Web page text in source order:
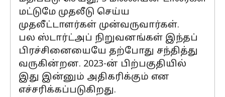
மட்டுமே முதலீடு செய்ய
முதலீட்டாளர்கள் முன்வருவார்கள்.
பல ஸ்டார்ட்அப் நிறுவனங்கள் இந்தப்
பிரச்சினையையே தற்போது சந்தித்து
வருகின்றன. 2023-ன் பிற்பகுதியில்
இது இன்னும் அதிகரிக்கும் என
எச்சரிக்கப்படுகிறது.